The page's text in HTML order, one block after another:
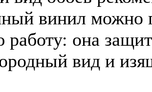
винил можно
работу: она
вид и